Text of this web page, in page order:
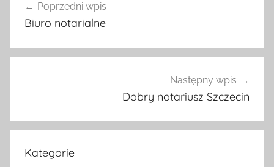
wpisu
Poprzedni wpis
Biuro notarialne
Następny wpis
Dobry notariusz Szczecin
Kategorie